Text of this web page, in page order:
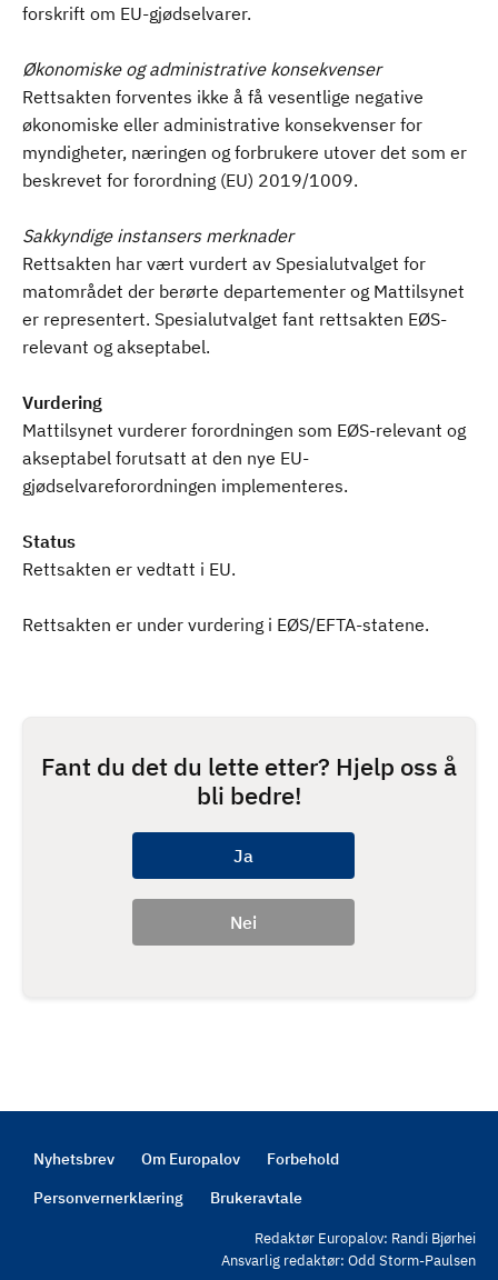
forskrift om EU-gjødselvarer.
Økonomiske og administrative konsekvenser
Rettsakten forventes ikke å få vesentlige negative
økonomiske eller administrative konsekvenser for
myndigheter, næringen og forbrukere utover det som er
beskrevet for forordning (EU) 2019/1009.
Sakkyndige instansers merknader
Rettsakten har vært vurdert av Spesialutvalget for
matområdet der berørte departementer og Mattilsynet
er representert. Spesialutvalget fant rettsakten EØS-
relevant og akseptabel.
Vurdering
Mattilsynet vurderer forordningen som EØS-relevant og
akseptabel forutsatt at den nye EU-
gjødselvareforordningen implementeres.
Status
Rettsakten er vedtatt i EU.
Rettsakten er under vurdering i EØS/EFTA-statene.
Fant du det du lette etter? Hjelp oss å
bli bedre!
Footer
Nyhetsbrev Om Europalov
Forbehold
Personvernerklæring
Brukeravtale
Redaktør Europalov: Randi Bjørhei
Ansvarlig redaktør: Odd Storm-Paulsen